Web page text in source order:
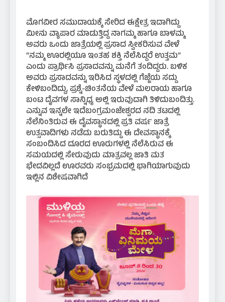
ಮೊಗವೀರ ಸಮುದಾಯಕ್ಕೆ ಸೇರಿದ ಈಕ್ಷೇತ್ರ ಇದಾಗಿದ್ದು
ಮೀನು ವ್ಯಾಪಾರ ಮಾಡುತ್ತಿದ್ದ ನಾಗಮ್ಮ ಹಾಗೂ ಬಾಳಮ್ಮ
ಅವರು ಒಂದು ಜಾತ್ರೆಯಲ್ಲಿ ಪ್ರಸಾದ ಸ್ವೀಕರಿಸುವ ವೇಳೆ
“ನಮ್ಮ ಊರಲ್ಲಿಯೂ ಇಂತಹ ಶಕ್ತಿ ನೆಲೆಸಿದ್ದರೆ ಉತ್ತಮ”
ಎಂದು ಪ್ರಾರ್ಥಿಸಿ ಪ್ರಸಾದವನ್ನು ಮನೆಗೆ ತಂದಿದ್ದರು. ಬಳಿಕ
ಅವರು ಪ್ರಸಾದವನ್ನು ಇರಿಸಿದ ಸ್ಥಳದಲ್ಲಿ ಗೆಜ್ಜೆಯ ಸದ್ದು
ಕೇಳಿಬಂದಿದ್ದು, ಪ್ರಶ್ನೆ-ಚಿಂತನೆಯ ವೇಳೆ ಮಲರಾಯ ಹಾಗೂ
ಬಂಟ ದೈವಗಳ ಸಾನ್ನಿಧ್ಯ ಅಲ್ಲಿ ಇರುವುದಾಗಿ ತಿಳಿದುಬಂದಿತ್ತು.
ಎನ್ನುವ ಇನ್ನಲೇ ಇದೆಬಂಗ್ರಮಂಜೇಶ್ವರದ ನದಿ ತಟದಲ್ಲಿ
ನೆಲೆನಿಂತಿರುವ ಈ ದೈವಸ್ಥಾನದಲ್ಲಿ ಪ್ರತಿ ವರ್ಷ ಜಾತ್ರೆ
ಉತ್ಸವಾದಿಗಳು ನಡೆದು ಬರುತಿದ್ದು ಈ ದೇವಸ್ಥಾನಕ್ಕೆ
ಸಂಬಂದಿಸಿದ ದೂರದ ಊರುಗಳಲ್ಲಿ ನೆಲೆಸಿರುವ ಈ
ಸಮಯದಲ್ಲಿ ಸೇರುವುದು ಮಾತ್ರವಲ್ಲ ಜಾತಿ ಮತ
ಭೇದವಿಲ್ಲದೆ ಊರವರು ಸಂಭ್ರಮದಲ್ಲಿ ಭಾಗಿಯಾಗುವುದು
ಇಲ್ಲಿನ ವಿಶೇಷವಾಗಿದೆ